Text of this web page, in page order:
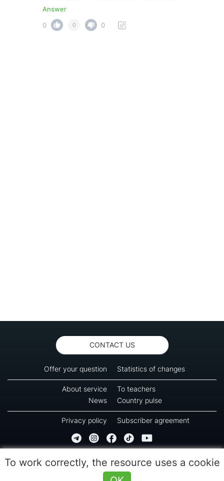
Answer
0
0 0
CONTACT US
Offer your question Statistics of changes
About service
To teachers
News
Country pulse
Privacy policy Subscriber agreement
All rights reserved. No part of information from this page can be copied, reprinted or
used for reproduction, transmission to other devices. The last reload time 09:55
To work correctly, the resource uses a cookie